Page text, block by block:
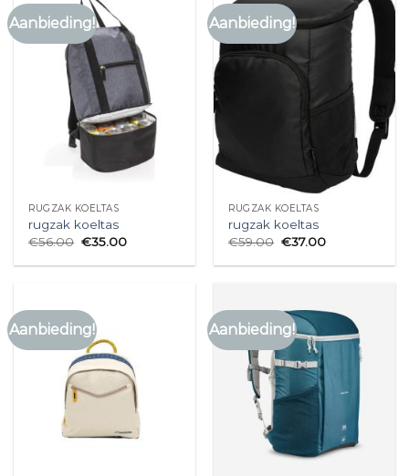
Aanbieding!
RUGZAK KOELTAS
rugzak koeltas
€56.00 €35.00
Aanbieding!
RUGZAK KOELTAS
rugzak koeltas
€59.00 €37.00
Aanbieding! Aanbieding!